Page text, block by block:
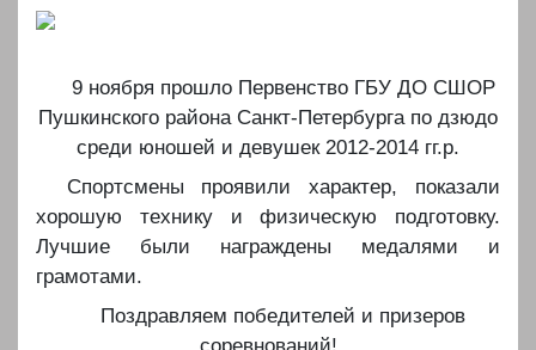
9 ноября прошло Первенство ГБУ ДО СШОР
Пушкинского района Санкт-Петербурга по дзюдо
среди юношей и девушек 2012-2014 гг.р.
Спортсмены проявили характер, показали
хорошую технику и физическую подготовку.
Лучшие были награждены медалями и
грамотами.
Поздравляем победителей и призеров